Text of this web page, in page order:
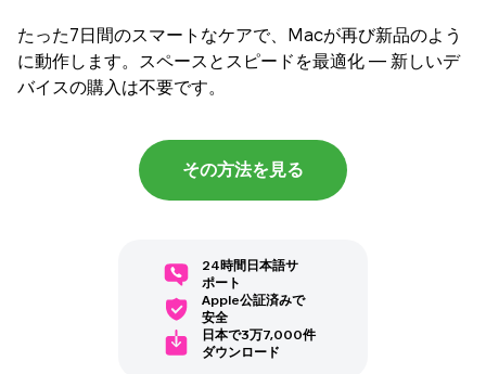
たった7日間のスマートなケアで、Macが再び新品のよう
に動作します。スペースとスピードを最適化 — 新しいデ
バイスの購入は不要です。
その方法を見る
24時間日本語サ
ポート
Apple公証済みで
安全
日本で3万7,000件
ダウンロード